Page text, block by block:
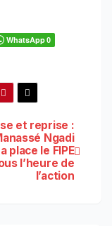
WhatsApp0
et reprise :
Ngadi
place le FIPE
l’heure de
l’action